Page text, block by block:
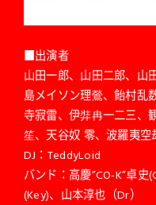
■出演者
山田一郎、山田二郎、山
島メイソン理鶯、飴村乱
寺寂雷、伊弉冉一二三、
笙、天谷奴 零、波羅夷
DJ：TeddyLoid
バンド：高慶”CO-K”卓
(Key)、山本淳也（Dr）